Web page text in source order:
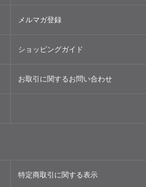
メルマガ登録
ショッピングガイド
お取引に関するお問い合わせ
特定商取引に関する表示